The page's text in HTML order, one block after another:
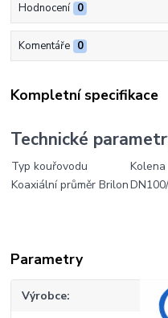
Hodnocení 0
Komentáře 0
Kompletní specifikace
Technické
Typ kouřovodu
Kolena
Koaxiální průměr Brilon
Parametry
Výrobce